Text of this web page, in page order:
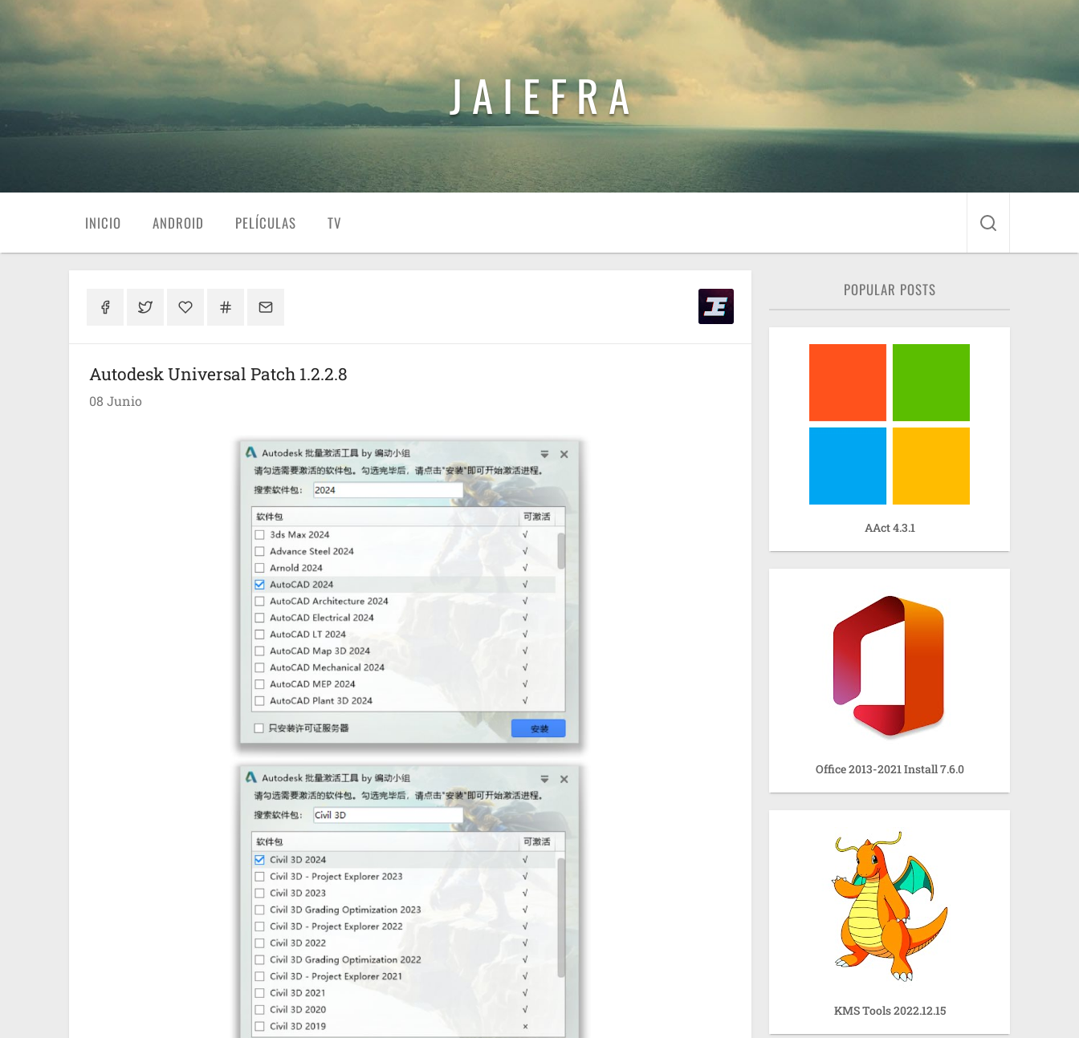
J A I E F R A
INICIO ANDROID PELÍCULAS TV
Autodesk Universal Patch 1.2.2.8
08 Junio
POPULAR POSTS
AAct 4.3.1
Office 2013-2021 Install 7.6.0
KMS Tools 2022.12.15